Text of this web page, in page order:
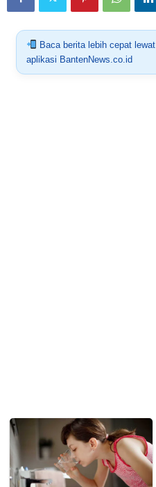
Baca berita lebih cepat lewat
aplikasi BantenNews.co.id